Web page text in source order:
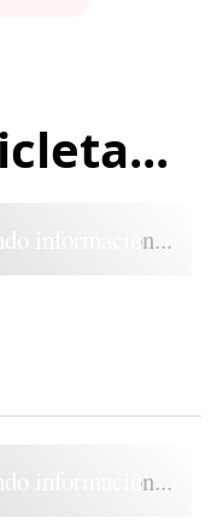
información...
información...